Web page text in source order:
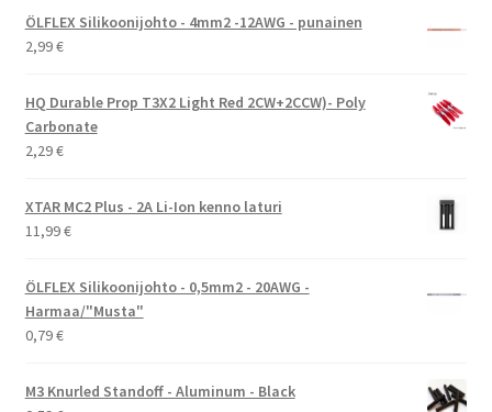
ÖLFLEX Silikoonijohto - 4mm2 -12AWG - punainen
2,99€
HQ Durable Prop T3X2 Light Red 2CW+2CCW)- Poly
Carbonate
2,29€
XTAR MC2 Plus - 2A Li-Ion kenno laturi
11,99€
ÖLFLEX Silikoonijohto - 0,5mm2 - 20AWG -
Harmaa/"Musta"
0,79€
M3 Knurled Standoff - Aluminum - Black